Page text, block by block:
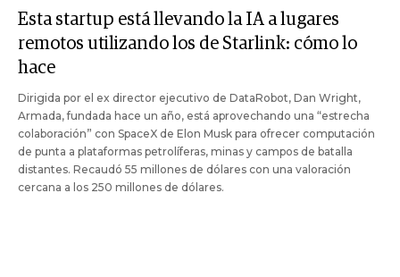
Esta startup está llevando la IA a lugares
remotos utilizando los de Starlink: cómo lo
hace
Dirigida por el ex director ejecutivo de DataRobot, Dan Wright,
Armada, fundada hace un año, está aprovechando una “estrecha
colaboración” con SpaceX de Elon Musk para ofrecer computación
de punta a plataformas petrolíferas, minas y campos de batalla
distantes. Recaudó 55 millones de dólares con una valoración
cercana a los 250 millones de dólares.